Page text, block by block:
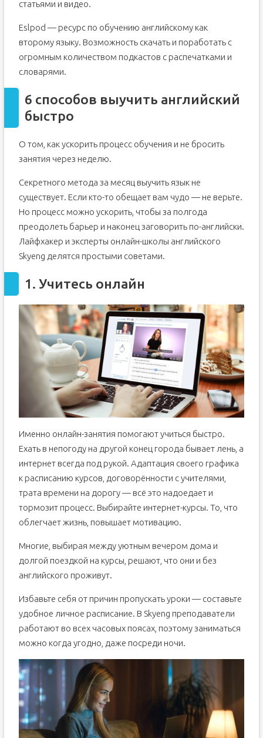
статьями и видео.
Eslpod — ресурс по обучению английскому как
второму языку. Возможность скачать и поработать с
огромным количеством подкастов с распечатками и
словарями.
6 способов выучить английский
быстро
О том, как ускорить процесс обучения и не бросить
занятия через неделю.
Секретного метода за месяц выучить язык не
существует. Если кто-то обещает вам чудо — не верьте.
Но процесс можно ускорить, чтобы за полгода
преодолеть барьер и наконец заговорить по-английски.
Лайфхакер и эксперты онлайн-школы английского
Skyeng делятся простыми советами.
1. Учитесь онлайн
Именно онлайн-занятия помогают учиться быстро.
Ехать в непогоду на другой конец города бывает лень, а
интернет всегда под рукой. Адаптация своего графика
к расписанию курсов, договорённости с учителями,
трата времени на дорогу — всё это надоедает и
тормозит процесс. Выбирайте интернет-курсы. То, что
облегчает жизнь, повышает мотивацию.
Многие, выбирая между уютным вечером дома и
долгой поездкой на курсы, решают, что они и без
английского проживут.
Избавьте себя от причин пропускать уроки — составьте
удобное личное расписание. В Skyeng преподаватели
работают во всех часовых поясах, поэтому заниматься
можно когда угодно, даже посреди ночи.